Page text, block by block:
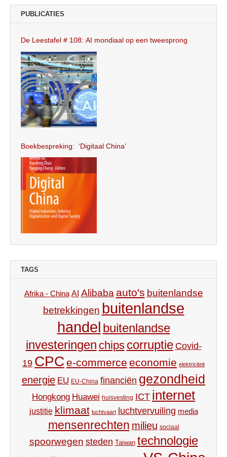
PUBLICATIES
De Leestafel # 108: AI mondiaal op een tweesprong
Boekbespreking: ‘Digitaal China’
TAGS
Afrika - China AI Alibaba auto's buitenlandse
betrekkingen buitenlandse
handel buitenlandse
investeringen chips corruptie Covid-
19 CPC e-commerce economie elektriciteit
energie EU EU-China financiën gezondheid
Hongkong Huawei huisvesting ICT internet
justitie klimaat luchtvaart luchtvervuiling media
mensenrechten milieu sociaal
spoorwegen steden Taiwan technologie